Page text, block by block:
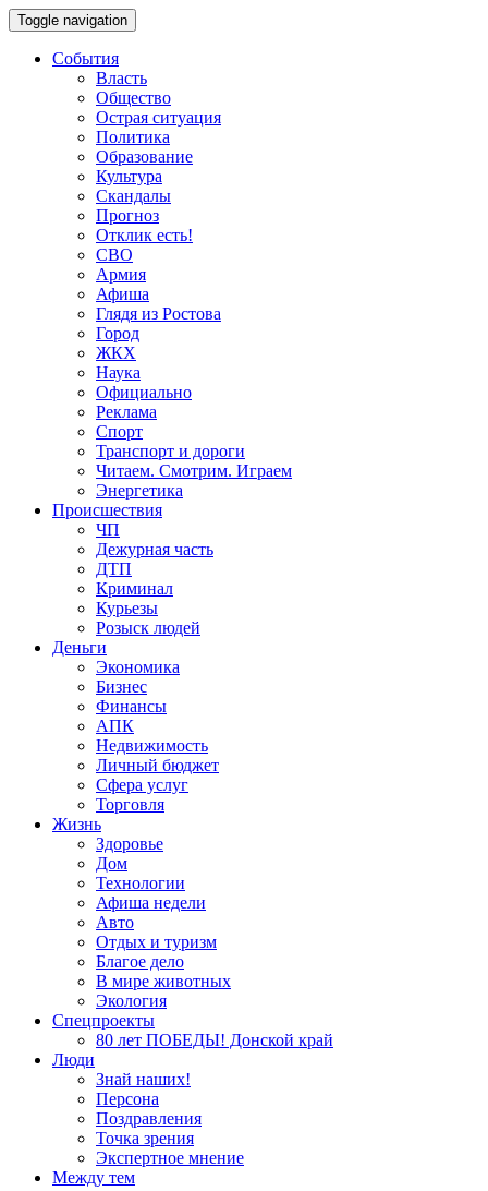
Toggle navigation
События
Власть
Общество
Острая ситуация
Политика
Образование
Культура
Скандалы
Прогноз
Отклик есть!
СВО
Армия
Афиша
Глядя из Ростова
Город
ЖКХ
Наука
Официально
Реклама
Спорт
Транспорт и дороги
Читаем. Смотрим. Играем
Энергетика
Происшествия
ЧП
Дежурная часть
ДТП
Криминал
Курьезы
Розыск людей
Деньги
Экономика
Бизнес
Финансы
АПК
Недвижимость
Личный бюджет
Сфера услуг
Торговля
Жизнь
Здоровье
Дом
Технологии
Афиша недели
Авто
Отдых и туризм
Благое дело
В мире животных
Экология
Спецпроекты
80 лет ПОБЕДЫ! Донской край
Люди
Знай наших!
Персона
Поздравления
Точка зрения
Экспертное мнение
Между тем